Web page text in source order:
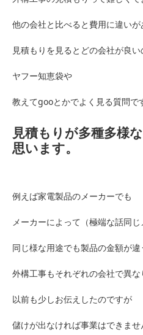
他の会社と比べると費用に違いが
見積もりを見るとどの会社が良
ヤフー知恵袋や
教えてgooとかでよく見る質問で
見積もりが多種多様
思います。
例えば家電製品のメーカーでも
メーカーによって（極端な話同じ
同じ様な用途でも製品の金額が違
外構工事もそれぞれの会社で異な
以前も少しお伝えしたのですが
儲けが出なければ事業はできませ